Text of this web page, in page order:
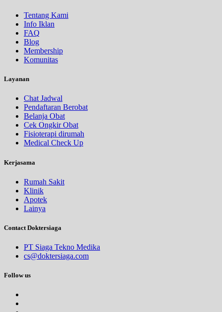
Tentang Kami
Info Iklan
FAQ
Blog
Membership
Komunitas
Layanan
Chat Jadwal
Pendaftaran Berobat
Belanja Obat
Cek Ongkir Obat
Fisioterapi dirumah
Medical Check Up
Kerjasama
Rumah Sakit
Klinik
Apotek
Lainya
Contact Doktersiaga
PT Siaga Tekno Medika
cs@doktersiaga.com
Follow us